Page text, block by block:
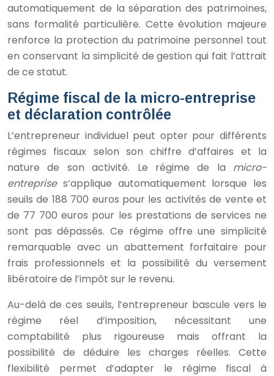
automatiquement de la séparation des patrimoines,
sans formalité particulière. Cette évolution majeure
renforce la protection du patrimoine personnel tout
en conservant la simplicité de gestion qui fait l’attrait
de ce statut.
Régime fiscal de la micro-entreprise
et déclaration contrôlée
L’entrepreneur individuel peut opter pour différents
régimes fiscaux selon son chiffre d’affaires et la
nature de son activité. Le régime de la micro-
entreprise s’applique automatiquement lorsque les
seuils de 188 700 euros pour les activités de vente et
de 77 700 euros pour les prestations de services ne
sont pas dépassés. Ce régime offre une simplicité
remarquable avec un abattement forfaitaire pour
frais professionnels et la possibilité du versement
libératoire de l’impôt sur le revenu.
Au-delà de ces seuils, l’entrepreneur bascule vers le
régime réel d’imposition, nécessitant une
comptabilité plus rigoureuse mais offrant la
possibilité de déduire les charges réelles. Cette
flexibilité permet d’adapter le régime fiscal à